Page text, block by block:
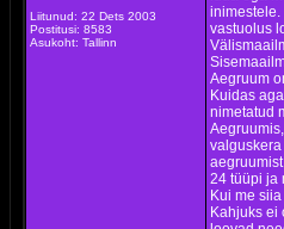
Liitunud: 22 Dets 2003
Postitusi: 8583
Asukoht: Tallinn
vastuolus
Aegruum
Kuidas
nimetatud
24 tüüpi ja
Kui me
Kahjuks ei